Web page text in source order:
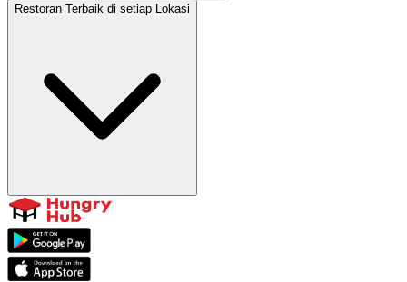
Restoran Terbaik di setiap Lokasi